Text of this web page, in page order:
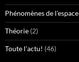
Phénomènes de l'espace
Théorie (2)
Toute l'actu! (46)